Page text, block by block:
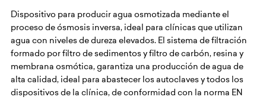
Dispositivo para producir agua osmotizada mediante el
proceso de ósmosis inversa, ideal para clínicas que utilizan
agua con niveles de dureza elevados. El sistema de filtración
formado por filtro de sedimentos y filtro de carbón, resina y
membrana osmótica, garantiza una producción de agua de
alta calidad, ideal para abastecer los autoclaves y todos los
dispositivos de la clínica, de conformidad con la norma EN